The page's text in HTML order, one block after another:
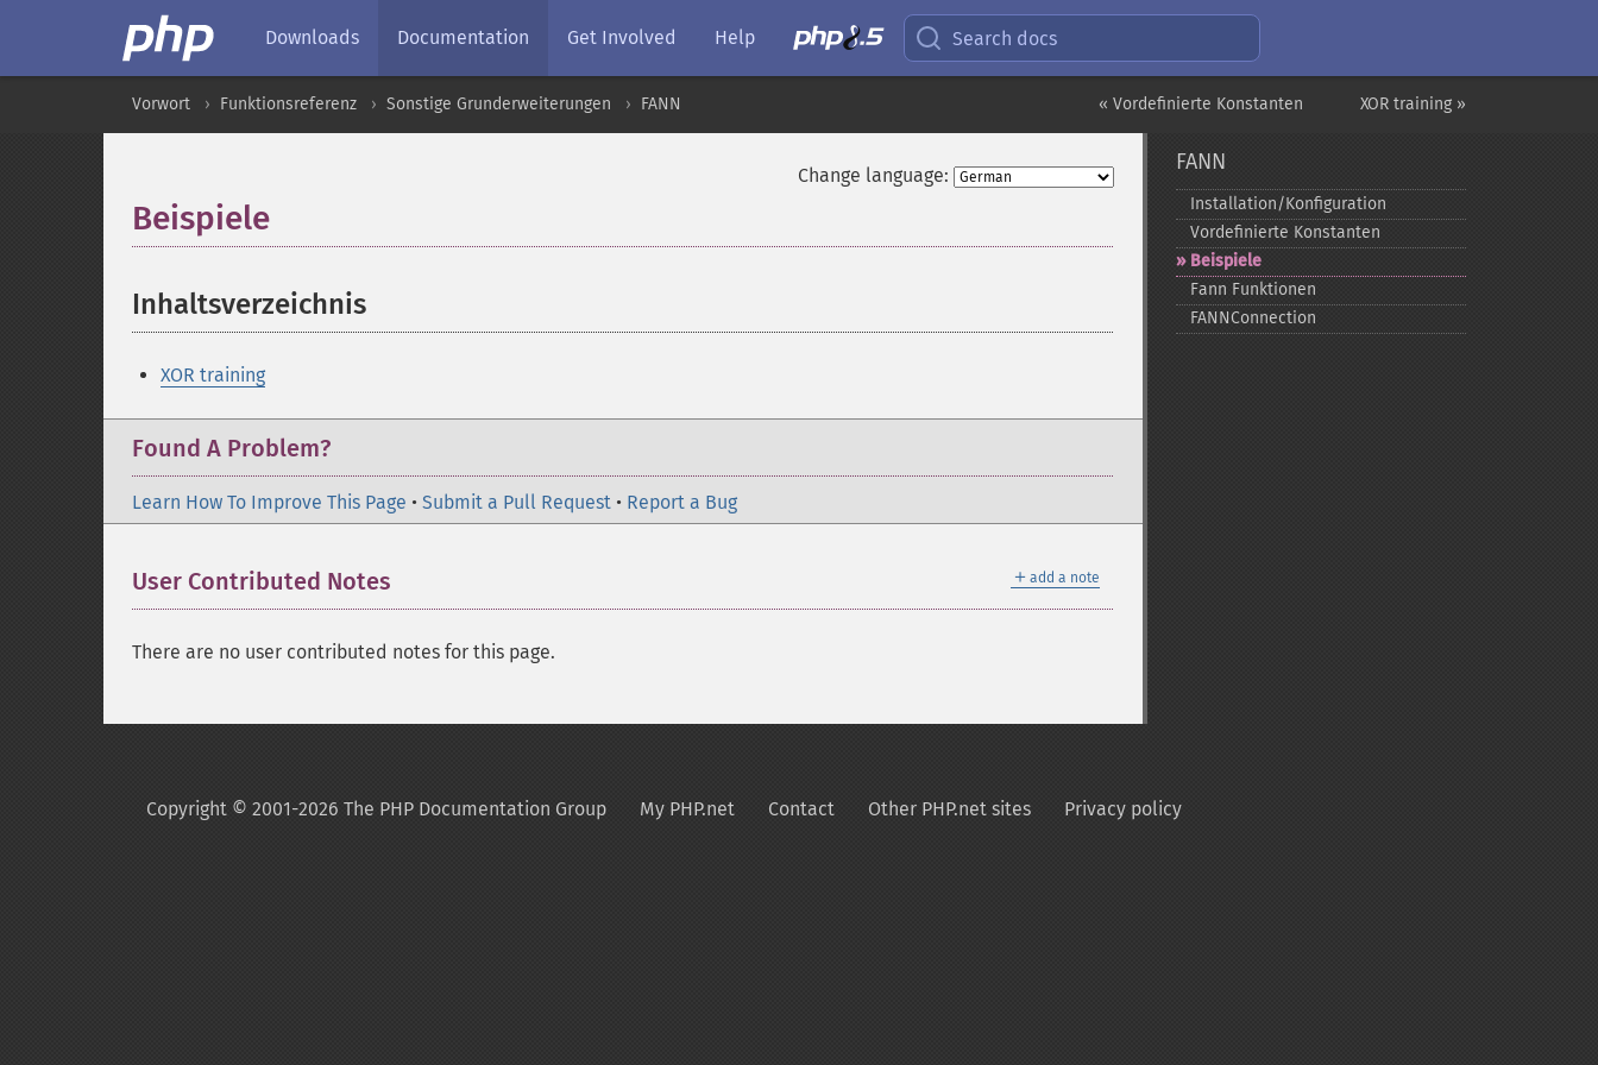
Downloads Documentation Get Involved Help Search docs
XOR training »
« Vordefinierte Konstanten
Vorwort Funktionsreferenz Sonstige Grunderweiterungen FANN
Change language:
Beispiele
Inhaltsverzeichnis
XOR training
Found A Problem?
Learn How To Improve This Page • Submit a Pull Request • Report a Bug
＋ add a note
User Contributed Notes
There are no user contributed notes for this page.
FANN
Installation/Konfiguration
Vordefinierte Konstanten
Beispiele
Fann Funktionen
FANNConnection
Copyright © 2001-2026 The PHP Documentation Group My PHP.net Contact Other PHP.net sites Privacy policy